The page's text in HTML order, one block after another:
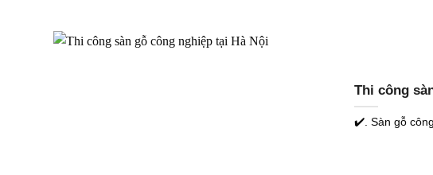
Thi công
✔️. Sàn gỗ